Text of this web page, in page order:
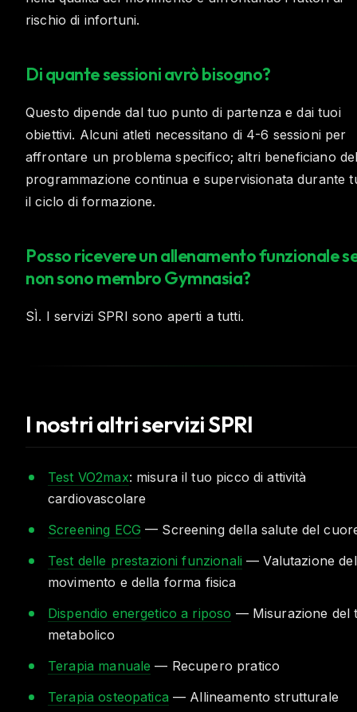
rischio di infortuni.
Di quante sessioni avrò bisogno?
Questo dipende dal tuo punto di partenza e dai tuoi
obiettivi. Alcuni atleti necessitano di 4-6 sessioni per
affrontare un problema specifico; altri beneficiano
programmazione continua e supervisionata durante
il ciclo di formazione.
Posso ricevere un allenamento funzionale
non sono membro Gymnasia?
SÌ. I servizi SPRI sono aperti a tutti.
I nostri altri servizi SPRI
Test VO2max: misura il tuo picco di attività
cardiovascolare
Screening ECG — Screening della salute del
Test delle prestazioni funzionali — Valutazione del
movimento e della forma fisica
Dispendio energetico a riposo — Misurazione del
metabolico
Terapia manuale — Recupero pratico
Terapia osteopatica — Allineamento strutturale